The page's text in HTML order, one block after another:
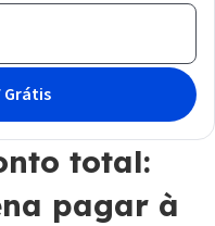
total:
pagar à